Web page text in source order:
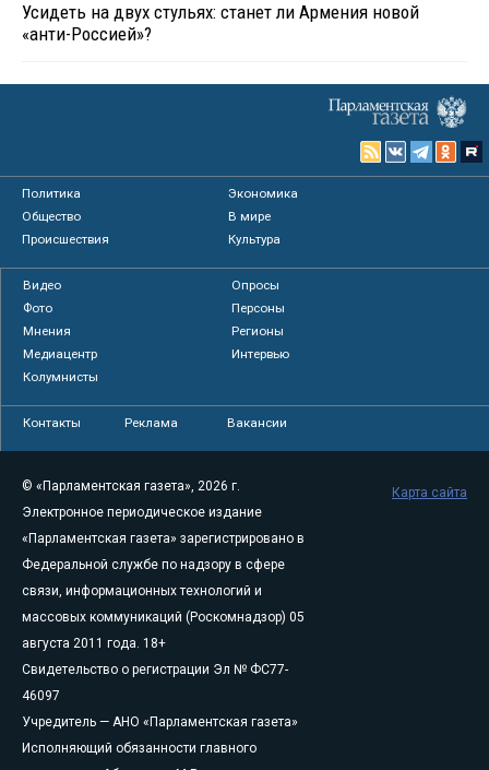
Усидеть на двух стульях: станет ли Армения новой
«анти-Россией»?
Политика
Экономика
Общество
В мире
Происшествия
Культура
Видео
Опросы
Фото
Персоны
Мнения
Регионы
Медиацентр
Интервью
Колумнисты
Контакты Реклама Вакансии
© «Парламентская газета», 2026 г.
Электронное периодическое издание
«Парламентская газета» зарегистрировано в
Федеральной службе по надзору в сфере
связи, информационных технологий и
массовых коммуникаций (Роскомнадзор) 05
августа 2011 года. 18+
Свидетельство о регистрации Эл № ФС77-
46097
Учредитель — АНО «Парламентская газета»
Исполняющий обязанности главного
Карта сайта